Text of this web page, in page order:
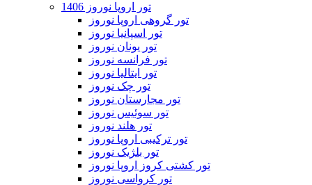
تور اروپا نوروز 1406
تور گروهی اروپا نوروز
تور اسپانیا نوروز
تور یونان نوروز
تور فرانسه نوروز
تور ایتالیا نوروز
تور چک نوروز
تور مجارستان نوروز
تور سوئیس نوروز
تور هلند نوروز
تور ترکیبی اروپا نوروز
تور بلژیک نوروز
تور کشتی کروز اروپا نوروز
تور کرواسی نوروز